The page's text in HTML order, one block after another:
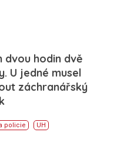
dvou hodin dvě
U jedné musel
záchranářský
policie UH